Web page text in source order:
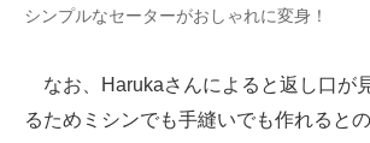
シンプルなセーターがおしゃれに変身！
なお、Harukaさんによると返し口が
るためミシンでも手縫いでも作れると